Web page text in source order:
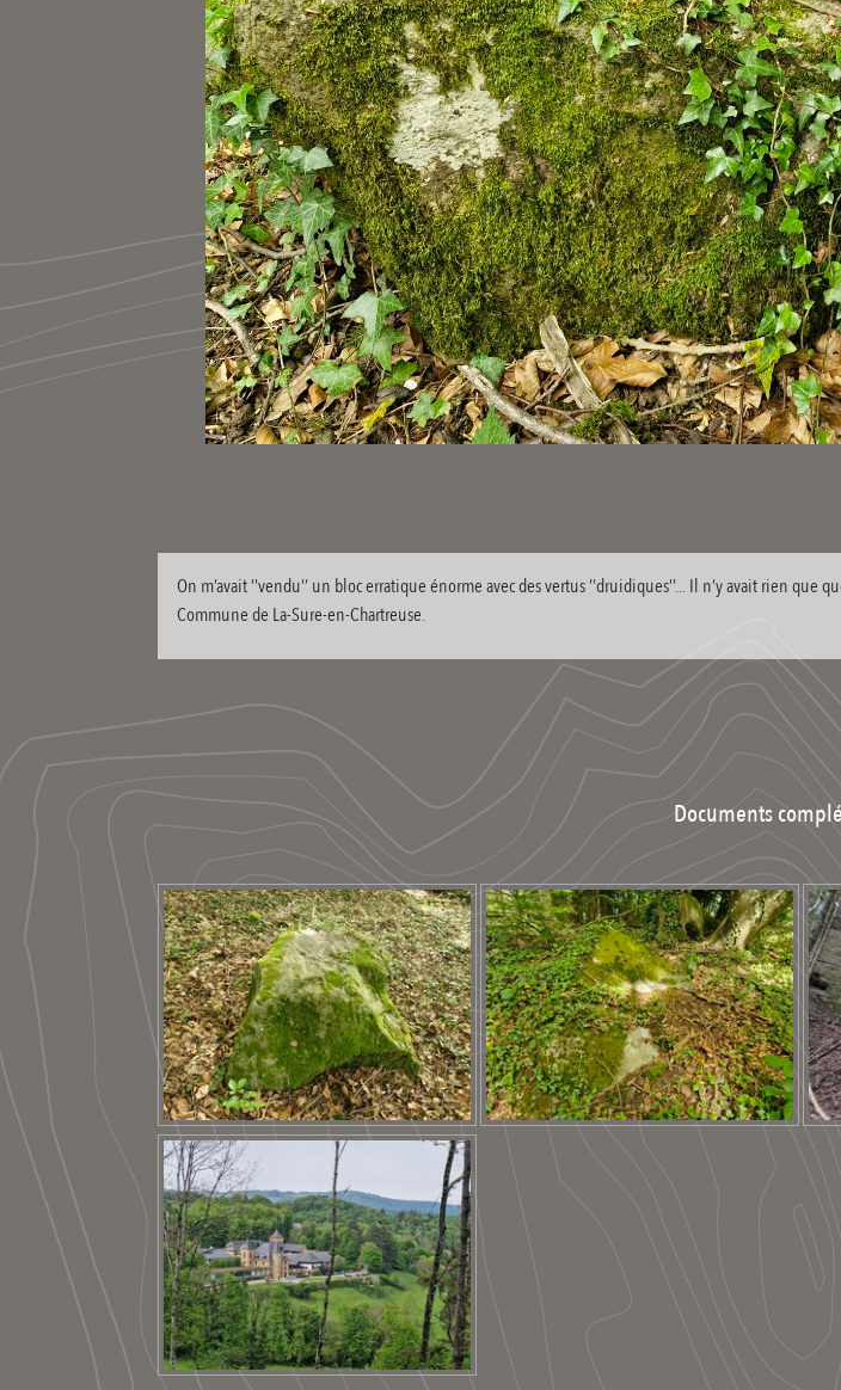
On m’avait ’’vendu’’ un bloc erratique énorme avec des vertus ’’druidiques’’... Il n’y avait rien que
Commune de La-Sure-en-Chartreuse.
Documents